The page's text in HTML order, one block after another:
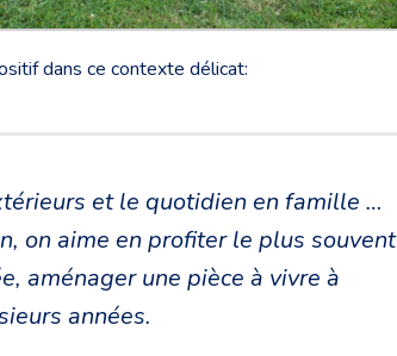
dans ce contexte délicat:
et le quotidien en famille …
on aime en profiter le plus souvent
aménager une pièce à vivre à
années.